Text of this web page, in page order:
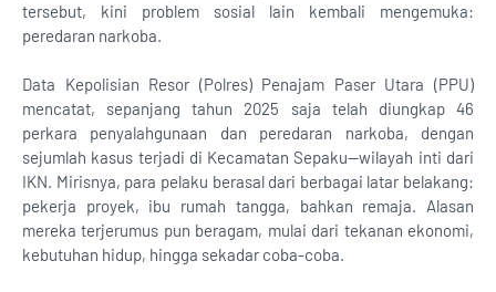
tersebut, kini problem sosial lain kembali mengemuka:
peredaran narkoba.
Data Kepolisian Resor (Polres) Penajam Paser Utara (PPU)
mencatat, sepanjang tahun 2025 saja telah diungkap 46
perkara penyalahgunaan dan peredaran narkoba, dengan
sejumlah kasus terjadi di Kecamatan Sepaku—wilayah inti dari
IKN. Mirisnya, para pelaku berasal dari berbagai latar belakang:
pekerja proyek, ibu rumah tangga, bahkan remaja. Alasan
mereka terjerumus pun beragam, mulai dari tekanan ekonomi,
kebutuhan hidup, hingga sekadar coba-coba.